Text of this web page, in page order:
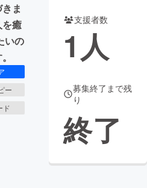
CAMPFIRE Creation
税machi-ya コミュニティ
ま
を癒
いの
ー
ド
支援者数
1人
募集終了まで残
り
終了